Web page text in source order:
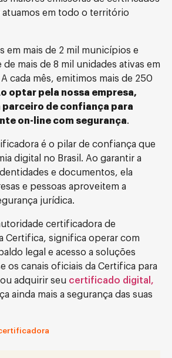
atuamos em todo o território
em mais de 2 mil municípios e
mais de 8 mil unidades ativas em
cada mês, emitimos mais de 250
optar pela nossa empresa,
parceiro de confiança para
on-line com segurança.
é o pilar de confiança que
digital no Brasil. Ao garantir a
e documentos, ela
e pessoas aproveitem a
jurídica.
certificadora de
Certifica, significa operar com
legal e acesso a soluções
os canais oficiais da Certifica para
adquirir seu certificado digital,
ainda mais a segurança das suas